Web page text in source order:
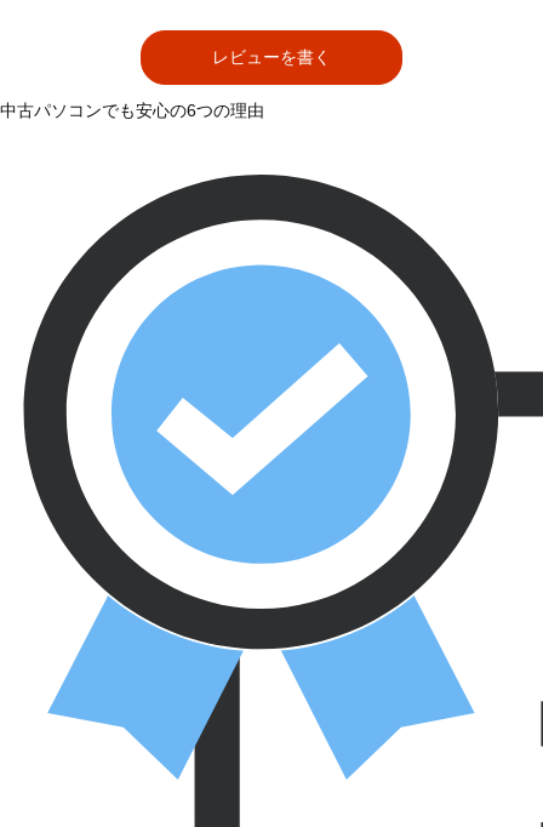
レビューを書く
中古パソコンでも安心の6つの理由